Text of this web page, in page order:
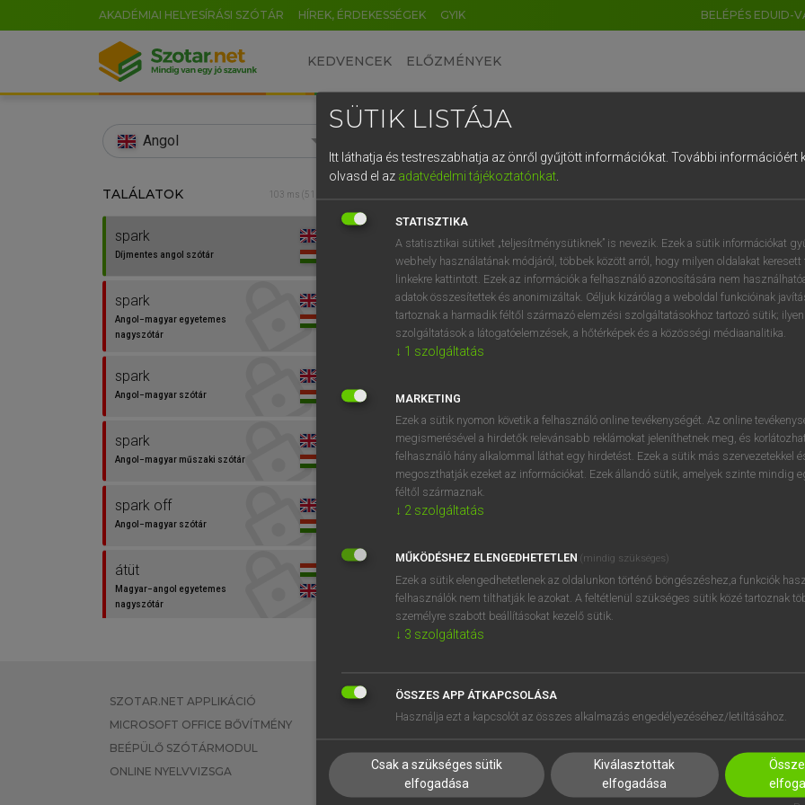
AKADÉMIAI HELYESÍRÁSI SZÓTÁR HÍREK, ÉRDEKESSÉGEK GYIK BELÉPÉS EDUID-
KEDVENCEK ELŐZMÉNYEK
Angol
TALÁLATOK 103 ms (51 db)
spark
Díjmentes angol szótár
spark
Angol−magyar egyetemes
nagyszótár
spark
Angol−magyar szótár
spark
Angol−magyar műszaki szótár
spark off
Angol−magyar szótár
átüt
Magyar−angol egyetemes
nagyszótár
csillámos
Magyar−angol egyetemes
nagyszótár
Díjmentes angol szótár
fn
szikra
aranyifjú
ige
szikrázik
gyújt
felgyújt
kurizál
⚲ sparkkeresése szótárainkban
SZOTAR.NET APPLIKÁCIÓ
MICROSOFT OFFICE BŐVÍTMÉNY
BEÉPÜLŐ SZÓTÁRMODUL
ONLINE NYELVVIZSGA
EGYÉNI FELHASZNÁLÓKNAK
TANULÓKNAK
VÁLLALATI MEGOLDÁSOK
SÚGÓ
RÓLUNK
SÜTI BEÁLLÍTÁSOK
SÜTIK LISTÁJA
Itt láthatja és testreszabhatja az önről gyűjtött információkat. További információért
olvasd el az adatvédelmi tájékoztatónkat.
STATISZTIKA
A statisztikai sütiket „teljesítménysütiknek” is nevezik. Ezek a sütik információkat
webhely használatának módjáról, többek között arról, hogy milyen oldalakat keresett
linkekre kattintott. Ezek az információk a felhasználó azonosítására nem
adatok összesítettek és anonimizáltak. Céljuk kizárólag a weboldal funkcióinak
tartoznak a harmadik féltől származó elemzési szolgáltatásokhoz tartozó sütik;
szolgáltatások a látogatóelemzések, a hőtérképek és a közösségi médiaanalitika.
↓ 1 szolgáltatás
MARKETING
Ezek a sütik nyomon követik a felhasználó online tevékenységét. Az online
megismerésével a hirdetők relevánsabb reklámokat jeleníthetnek meg, és
felhasználó hány alkalommal láthat egy hirdetést. Ezek a sütik más szervezetekkel
megoszthatják ezeket az információkat. Ezek állandó sütik, amelyek szinte mindig
féltől származnak.
↓ 2 szolgáltatás
MŰKÖDÉSHEZ ELENGEDHETETLEN (mindig szükséges)
Ezek a sütik elengedhetetlenek az oldalunkon történő böngészéshez,a funkciók
felhasználók nem tilthatják le azokat. A feltétlenül szükséges sütik közé tartoznak
személyre szabott beállításokat kezelő sütik.
↓ 3 szolgáltatás
ÖSSZES APP ÁTKAPCSOLÁSA
Használja ezt a kapcsolót az összes alkalmazás engedélyezéséhez/letiltásához.
Csak a szükséges sütik
elfogadása
Kiválasztottak
elfogadása
EN HU DE CN FR ES IT NL
0 1 2 3 4 5 6 7 8 9
q w e r t z u i
a s d f g h j k l é
í y x c v b n m , .